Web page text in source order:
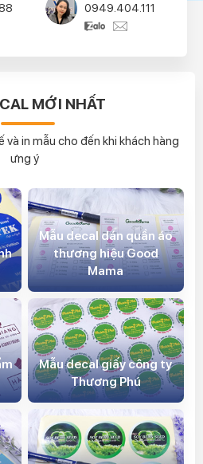
0949.404.111
MỚI NHẤT
và in mẫu cho đến khi khách hàng
ưng ý
Mẫu decal dán quần áo
thương hiệu Good
Mama
Mẫu decal giấy công ty
Thương Phú